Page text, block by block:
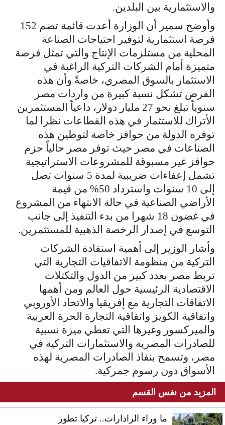
والاستثمارية بين البلدين.
وأوضح سمير أن الوزارة أعدت قائمة تضم 152
فرصة استثمارية لتوفير احتياجات الصناعة
المحلية من مستلزمات الإنتاج والتي تمثل فرصة
متميزة أمام الشركات التركية الراغبة في
الاستثمار بالسوق المصري، خاصةً وأن هذه
الفرص تشكل نسبة كبيرة من واردات مصر
سنوياً تبلغ نحو 27 مليار دولار، داعياً المستثمرين
الأتراك للاستثمار في هذه القطاعات نظرا لما
توفره الدولة من حوافز خاصة لتوطين هذه
الصناعات في مصر حيث توفر مصر حالياً حزم
حوافز غير مسبوقة للمشروعات الاستراتيجية
تشمل إعفاءات ضريبية لمدة 5 سنوات تصل
إلى 10 سنوات واسترداد 50% من قيمة
الأراضي الصناعية في حالة الانتهاء من المشروع
في غضون 18 شهرا من بدء التنفيذ إلى جانب
التوسع في إصدار الرخصة الذهبية للمستثمرين.
وأشار الوزير إلى أهمية استفادة الشركات
التركية من منظومة الاتفاقيات التجارية التي
تربط مصر بعدد كبير من الدول والتكتلات
الاقتصادية الرئيسية حول العالم ومن أهمها
الاتفاقات التجارية مع إفريقيا والاتحاد الأوروبي
واتفاقية الكويز واتفاقية التجارة الحرة العربية
والميركسور وغيرها التي تعطي ميزة نسبية
للصادرات المصرية والاستثمارات التركية في
مصر، وتسمح بنفاذ الصادرات المصرية لهذه
الأسواق دون رسوم جمركية.
المزيد من نفس القسم
ما وراء الرادارات.. تركيا تطور